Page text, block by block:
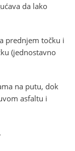
da lako
prednjem točku i
(jednostavno
na putu, dok
asfaltu i